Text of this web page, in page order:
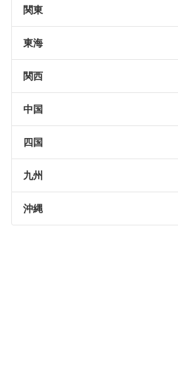
関東
東海
関西
中国
四国
九州
沖縄